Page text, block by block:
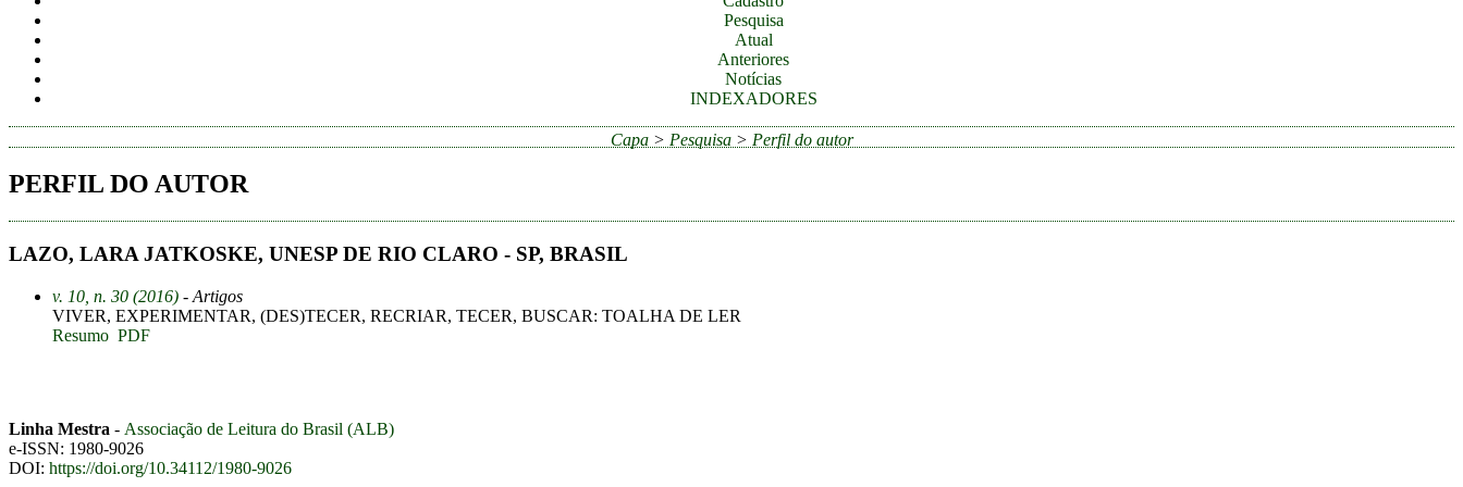
Pesquisa
Atual
Anteriores
Notícias
INDEXADORES
Capa> Pesquisa> Perfil do autor
PERFIL DO AUTOR
LAZO, LARA JATKOSKE, UNESP DE RIO CLARO - SP, BRASIL
v. 10, n. 30 (2016) - Artigos
VIVER, EXPERIMENTAR, (DES)TECER, RECRIAR, TECER, BUSCAR: TOALHA DE LER
Resumo PDF
Linha Mestra - Associação de Leitura do Brasil (ALB)
e-ISSN: 1980-9026
DOI: https://doi.org/10.34112/1980-9026